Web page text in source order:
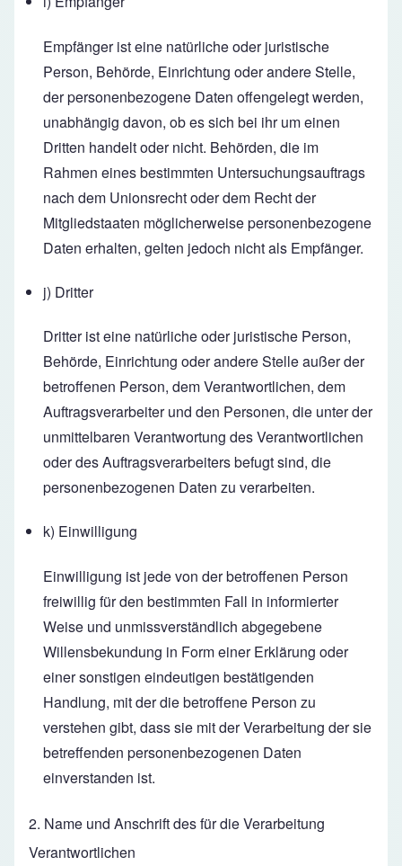
Empfänger ist eine natürliche oder juristische
Person, Behörde, Einrichtung oder andere Stelle,
der personenbezogene Daten offengelegt werden,
unabhängig davon, ob es sich bei ihr um einen
Dritten handelt oder nicht. Behörden, die im
Rahmen eines bestimmten Untersuchungsauftrags
nach dem Unionsrecht oder dem Recht der
Mitgliedstaaten möglicherweise personenbezogene
Daten erhalten, gelten jedoch nicht als Empfänger.
j) Dritter
Dritter ist eine natürliche oder juristische Person,
Behörde, Einrichtung oder andere Stelle außer der
betroffenen Person, dem Verantwortlichen, dem
Auftragsverarbeiter und den Personen, die unter der
unmittelbaren Verantwortung des Verantwortlichen
oder des Auftragsverarbeiters befugt sind, die
personenbezogenen Daten zu verarbeiten.
k) Einwilligung
Einwilligung ist jede von der betroffenen Person
freiwillig für den bestimmten Fall in informierter
Weise und unmissverständlich abgegebene
Willensbekundung in Form einer Erklärung oder
einer sonstigen eindeutigen bestätigenden
Handlung, mit der die betroffene Person zu
verstehen gibt, dass sie mit der Verarbeitung der sie
betreffenden personenbezogenen Daten
einverstanden ist.
2. Name und Anschrift des für die Verarbeitung
Verantwortlichen